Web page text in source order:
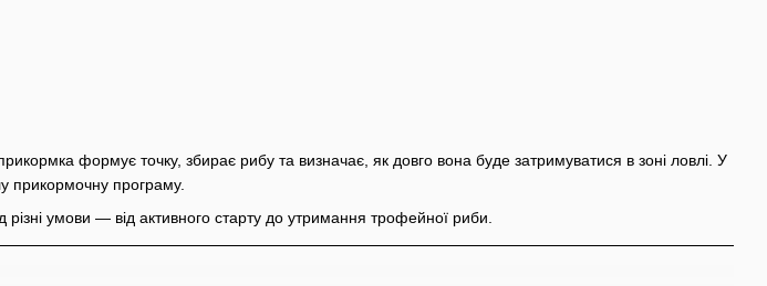
формує точку, збирає рибу та визначає, як довго вона буде затримуватися в зоні ловлі. У
прикормочну програму.
умови — від активного старту до утримання трофейної риби.